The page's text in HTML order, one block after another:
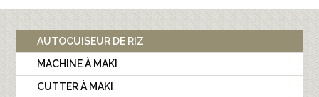
AUTOCUISEUR DE RIZ
MACHINE À MAKI
CUTTER À MAKI